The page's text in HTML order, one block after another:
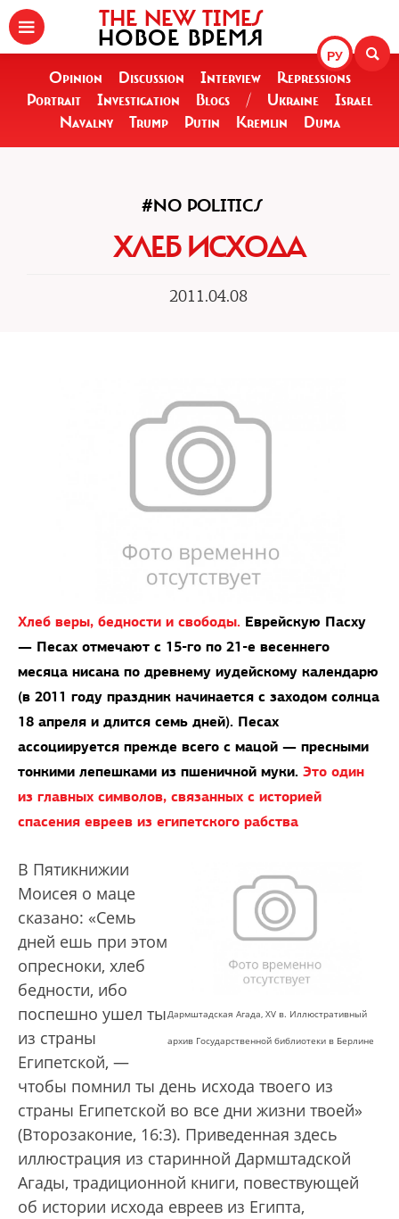
РУ
THE NEW TIMES
НОВОЕ ВРЕМЯ
Opinion Discussion Interview
Repressions
Portrait
Investigation Blogs / Ukraine
Israel
Navalny
Trump Putin Kremlin Duma
#NO POLITICS
ХЛЕБ ИСХОДА
2011.04.08
Хлеб веры, бедности и свободы. Еврейскую Пасху
— Песах отмечают с 15-го по 21-е весеннего
месяца нисана по древнему иудейскому календарю
(в 2011 году праздник начинается с заходом солнца
18 апреля и длится семь дней). Песах
ассоциируется прежде всего с мацой — пресными
тонкими лепешками из пшеничной муки. Это один
из главных символов, связанных с историей
спасения евреев из египетского рабства
Дармштадская Агада, XV в. Иллюстративный
архив Государственной библиотеки в Берлине
В Пятикнижии
Моисея о маце
сказано: «Семь
дней ешь при этом
опресноки, хлеб
бедности, ибо
поспешно ушел ты
из страны
Египетской, —
чтобы помнил ты день исхода твоего из
страны Египетской во все дни жизни твоей»
(Второзаконие, 16:3). Приведенная здесь
иллюстрация из старинной Дармштадской
Агады, традиционной книги, повествующей
об истории исхода евреев из Египта,